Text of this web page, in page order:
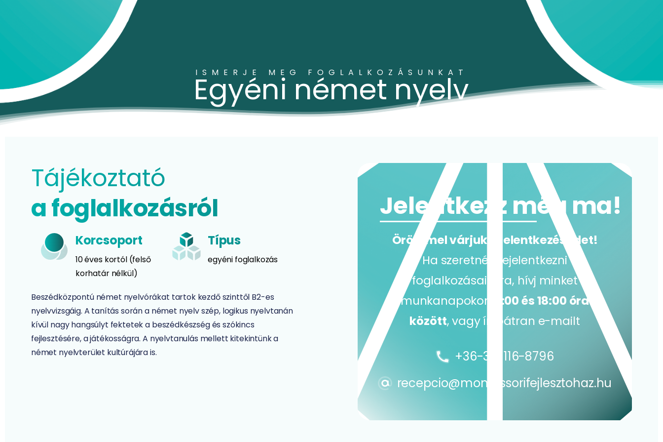
ISMERJE MEG FOGLALKOZÁSUNKAT
Egyéni német nyelv
Tájékoztató
a foglalkozásról
Korcsoport
10 éves kortól (felső
korhatár nélkül)
Típus
egyéni foglalkozás
Beszédközpontú német nyelvórákat tartok kezdő szinttől B2-es
nyelvvizsgáig. A tanítás során a német nyelv szép, logikus nyelvtanán
kívül nagy hangsúlyt fektetek a beszédkészség és szókincs
fejlesztésére, a játékosságra. A nyelvtanulás mellett kitekintünk a
német nyelvterület kultúrájára is.
Jelentkezz még ma!
Örömmel várjuk a jelentkezésedet!
Ha szeretnél bejelentkezni
foglalkozásainkra, hívj minket
munkanapokon
9:00 és 18:00 óra
között, vagy írj bátran e-mailt
+36-30-116-8796
recepcio@montessorifejlesztohaz.hu